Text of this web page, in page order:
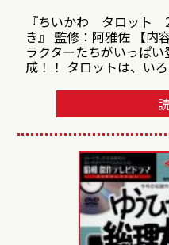
『ちいかわ タロット
き』 監修：阿雅佐 【内
ラクターたちがいっぱ
成！！ タロットは、い